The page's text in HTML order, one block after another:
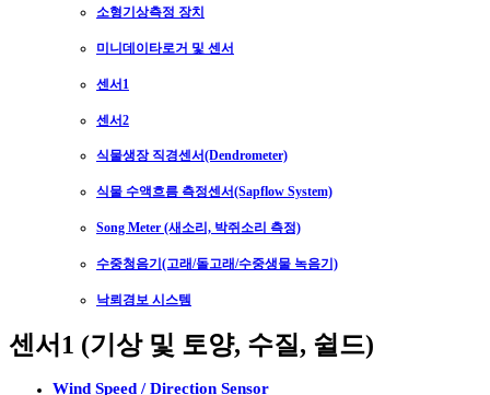
소형기상측정 장치
미니데이타로거 및 센서
센서1
센서2
식물생장 직경센서(Dendrometer)
식물 수액흐름 측정센서(Sapflow System)
Song Meter (새소리, 박쥐소리 측정)
수중청음기(고래/돌고래/수중생물 녹음기)
낙뢰경보 시스템
센서1 (기상 및 토양, 수질, 쉴드)
Wind Speed / Direction Sensor